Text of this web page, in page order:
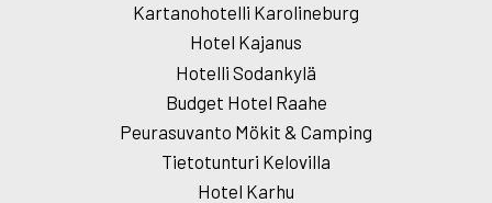
Kartanohotelli Karolineburg
Hotel Kajanus
Hotelli Sodankylä
Budget Hotel Raahe
Peurasuvanto Mökit & Camping
Tietotunturi Kelovilla
Hotel Karhu